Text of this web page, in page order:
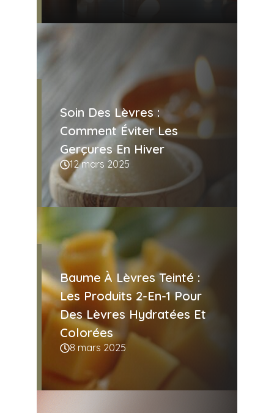
Soin Des Lèvres :
Comment Éviter Les
Gerçures En Hiver
12 mars 2025
Baume À Lèvres Teinté :
Les Produits 2-En-1 Pour
Des Lèvres Hydratées Et
Colorées
8 mars 2025